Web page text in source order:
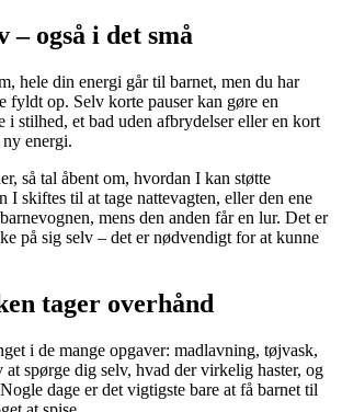
– også i det små
hele din energi går til barnet, men du har
fyldt op. Selv korte pauser kan gøre en
i stilhed, et bad uden afbrydelser eller en kort
energi.
så tal åbent om, hvordan I kan støtte
I skiftes til at tage nattevagten, eller den ene
mens den anden får en lur. Det er
på sig selv – det er nødvendigt for at kunne
tager overhånd
i de mange opgaver: madlavning, tøjvask,
spørge dig selv, hvad der virkelig haster, og
dage er det vigtigste bare at få barnet til